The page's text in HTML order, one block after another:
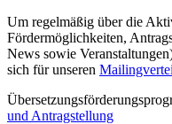
Um regelmäßig über die
Fördermöglichkeiten,
News sowie
sich für unseren
und Antragstellung